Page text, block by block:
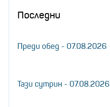
Последни
Преди обед - 07.08.2026
Тази сутрин - 07.08.2026